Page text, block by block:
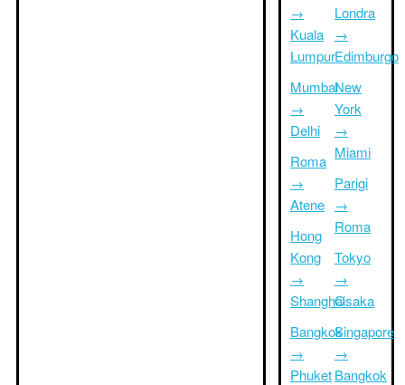
→
Kuala
Lumpur
Mumbai
→
Delhi
Roma
→
Atene
Hong
Kong
→
Shanghai
Bangkok
→
Phuket
Londra
→
Edimburgo
New
York
→
Miami
Parigi
→
Roma
Tokyo
→
Osaka
Singapore
→
Bangkok